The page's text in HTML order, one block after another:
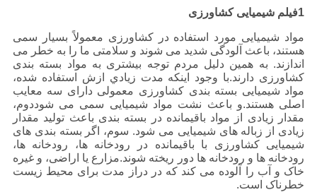
1فیلم شیمیایی کشاورزی
مواد شیمیایی مورد استفاده در کشاورزی معمولاً بسیار سمی
هستند، باعث آلودگی شدید می شوند و سلامتی ما را به خطر می
اندازند. به همین دلیل مردم توجه بیشتری به مواد بسته بندی
کشاورزی دارند.با وجود اينکه مدت زيادي ازش استفاده شده،
مواد شیمیایی بسته بندی کشاورزی معمولی دارای سه معایب
اصلی هستند.و باعث نشت مواد شیمیایی سمی می شوددوم،
مقدار زیادی از مواد باقیمانده در بسته بندی باعث تولید مقدار
زیادی از زباله های شیمیایی می شود. سوم، اگر بسته بندی های
شیمیایی کشاورزی با باقیمانده در رودخانه ها، رودخانه ها،
رودخانه ها و رودخانه ها دور ریخته شوند.مزارع یا اراضی، و غیره
خاک و آب را آلوده می کند که در دراز مدت برای محیط زیست
خطرناک است.